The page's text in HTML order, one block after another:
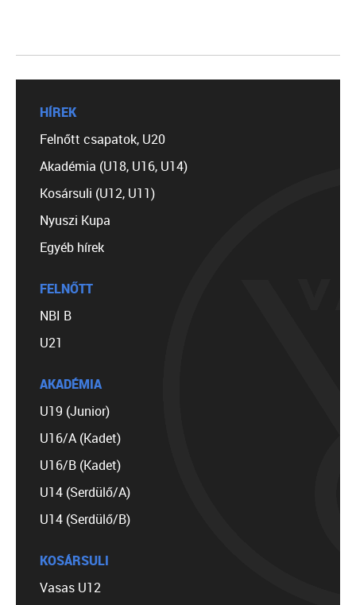
HÍREK
Felnőtt csapatok, U20
Akadémia (U18, U16, U14)
Kosársuli (U12, U11)
Nyuszi Kupa
Egyéb hírek
FELNŐTT
NBI B
U21
AKADÉMIA
U19 (Junior)
U16/A (Kadet)
U16/B (Kadet)
U14 (Serdülő/A)
U14 (Serdülő/B)
KOSÁRSULI
Vasas U12